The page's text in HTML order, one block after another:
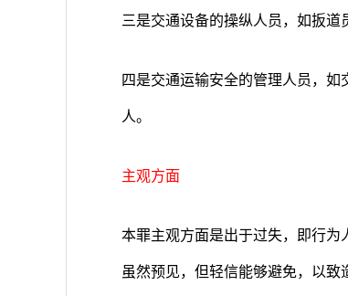
三是交通设备的操纵人员，如扳道
四是交通运输安全的管理人员，
人。
主观方面
本罪主观方面是出于过失，即行
虽然预见，但轻信能够避免，以